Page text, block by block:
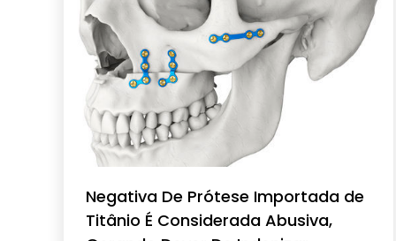
Negativa De Prótese Importada de
Titânio É Considerada Abusiva,